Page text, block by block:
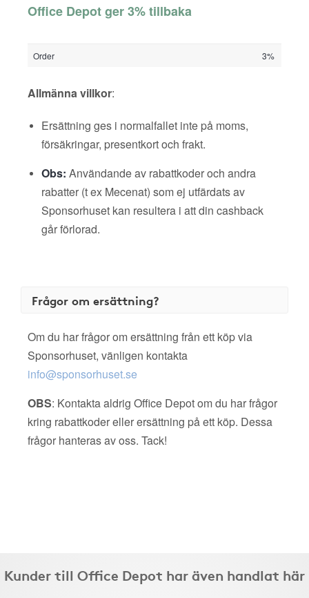
Office Depot ger 3% tillbaka
Order 3%
Allmänna villkor:
Ersättning ges i normalfallet inte på moms,
försäkringar, presentkort och frakt.
Obs: Användande av rabattkoder och andra
rabatter (t ex Mecenat) som ej utfärdats av
Sponsorhuset kan resultera i att din cashback
går förlorad.
Frågor om ersättning?
Om du har frågor om ersättning från ett köp via
Sponsorhuset, vänligen kontakta
info@sponsorhuset.se
OBS: Kontakta aldrig Office Depot om du har frågor
kring rabattkoder eller ersättning på ett köp. Dessa
frågor hanteras av oss. Tack!
Kunder till Office Depot har även handlat här